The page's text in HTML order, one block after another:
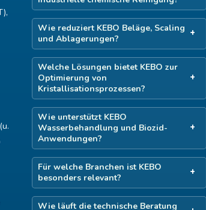
Wie reduziert KEBO Beläge, Scaling
und Ablagerungen?
Welche Lösungen bietet KEBO zur
Optimierung von
Kristallisationsprozessen?
Wie unterstützt KEBO
Wasserbehandlung und Biozid-
Anwendungen?
Für welche Branchen ist KEBO
besonders relevant?
Wie läuft die technische Beratung